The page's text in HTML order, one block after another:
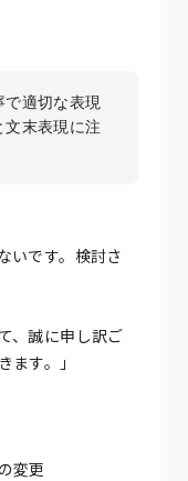
で適切な表現
末表現に注
いです。検討さ
、誠に申し訳ご
す。」
変更